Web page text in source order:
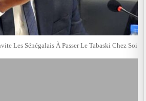
Les Sénégalais À Passer Le Tabaski Chez Soi